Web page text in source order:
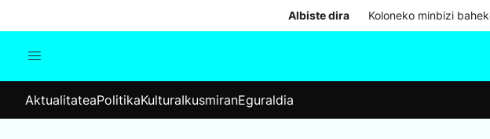
Albiste dira Koloneko minbizi
Hauteskundeak
AktualitateaPolitikaKulturaIkusmiranEguraldia